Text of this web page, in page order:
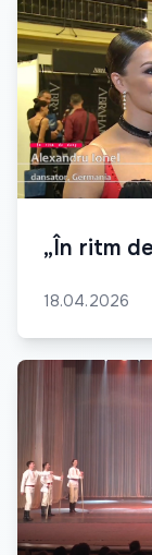
„În ritm
18.04.2026